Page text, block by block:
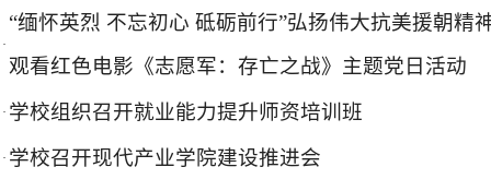
·
“缅怀英烈 不忘初心 砥砺前行”弘扬伟大抗美援朝
观看红色电影《志愿军：存亡之战》主题党日活动
· 学校组织召开就业能力提升师资培训班
· 学校召开现代产业学院建设推进会